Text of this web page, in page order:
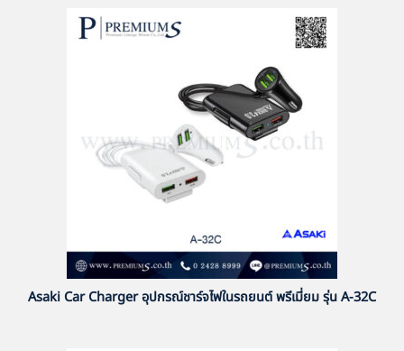
Asaki Car Charger อุปกรณ์ชาร์จไฟในรถยนต์ พรีเมี่ยม รุ่น A-32C